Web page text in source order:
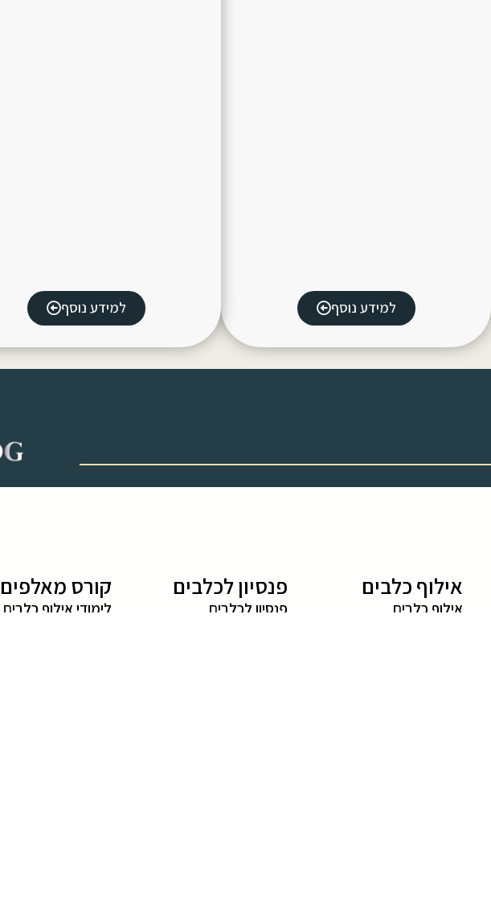
למידע נוסף למידע נוסף
אילוף כלבים
אילוף כלבים
פנסיון לכלבים
פנסיון לכלבים
קורס מאלפים
לימודי אילוף כלבים